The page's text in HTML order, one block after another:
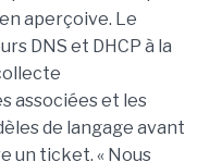
aperçoive. Le
DNS et DHCP à la
associées et les
de langage avant
un ticket. « Nous